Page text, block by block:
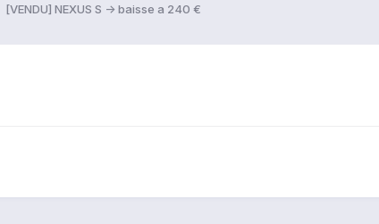
[VENDU] NEXUS S -> baisse a 240 €